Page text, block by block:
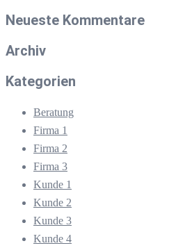
Neueste Kommentare
Archiv
Kategorien
Beratung
Firma 1
Firma 2
Firma 3
Kunde 1
Kunde 2
Kunde 3
Kunde 4